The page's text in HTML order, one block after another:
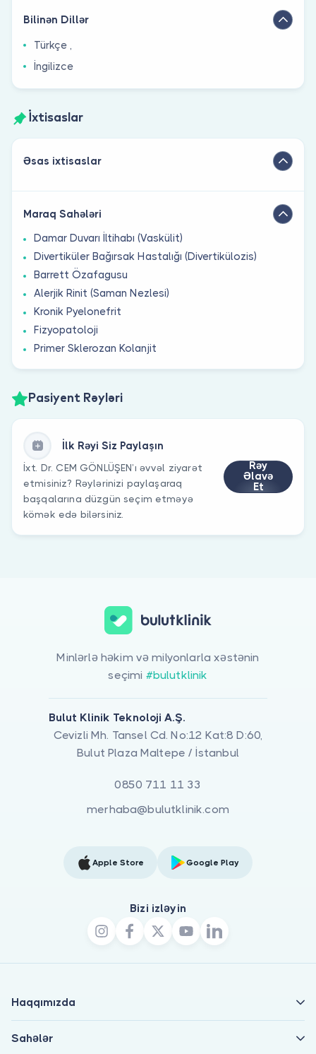
Bilinən Dillər
Türkçe ,
İngilizce
İxtisaslar
Əsas ixtisaslar
Maraq Sahələri
Damar Duvarı İltihabı (Vaskülit)
Divertiküler Bağırsak Hastalığı (Divertikülozis)
Barrett Özafagusu
Alerjik Rinit (Saman Nezlesi)
Kronik Pyelonefrit
Fizyopatoloji
Primer Sklerozan Kolanjit
Pasiyent Rəyləri
İlk Rəyi Siz Paylaşın
İxt. Dr. CEM GÖNLÜŞEN’ı əvvəl ziyarət
etmisiniz? Rəylərinizi paylaşaraq
başqalarına düzgün seçim etməyə
kömək edə bilərsiniz.
Rəy
Əlavə
Et
Minlərlə həkim və milyonlarla xəstənin
seçimi #bulutklinik
Bulut Klinik Teknoloji A.Ş.
Cevizli Mh. Tansel Cd. No:12 Kat:8 D:60,
Bulut Plaza Maltepe / İstanbul
0850 711 11 33
merhaba@bulutklinik.com
Apple Store Google Play
Bizi izləyin
Haqqımızda
Sahələr